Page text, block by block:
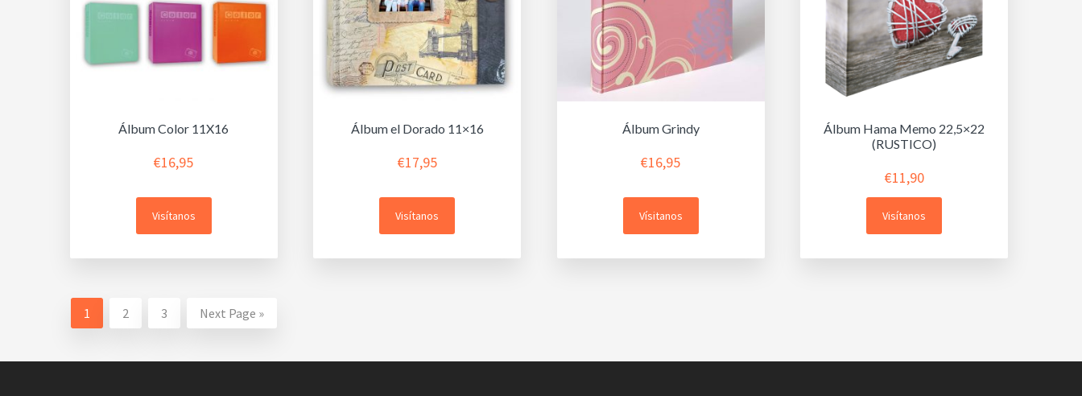
Álbum Color 11X16
€16,95
Visítanos
Álbum el Dorado 11×16
€17,95
Visítanos
Álbum Grindy
€16,95
Vísitanos
Álbum Hama Memo 22,5×22
(RUSTICO)
€11,90
Visítanos
1 2 3 Next Page »